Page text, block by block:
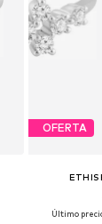
OFERTA
Último